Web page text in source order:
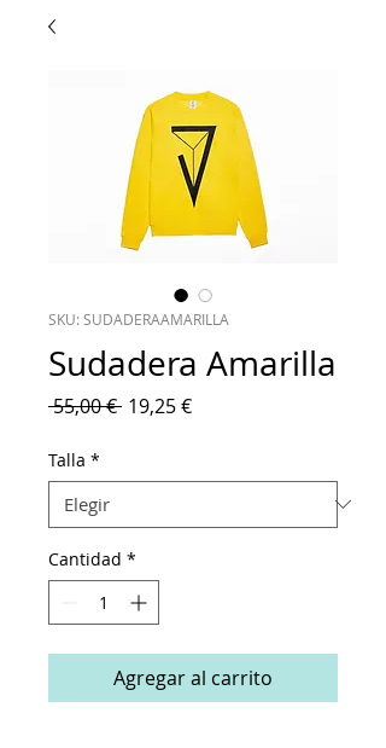
SKU: SUDADERAAMARILLA
Sudadera Amarilla
55,00 € Precio
19,25 €Precio
Talla *
Cantidad *
Agregar al carrito